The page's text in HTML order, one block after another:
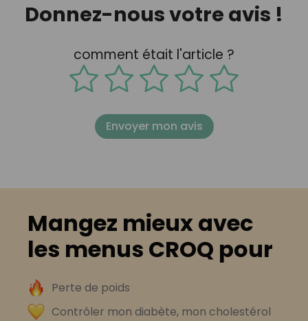
Donnez-nous votre avis !
comment était l'article ?
Envoyer mon avis
Mangez mieux avec
les menus CROQ pour
Perte de poids
Contrôler mon diabète, mon cholestérol